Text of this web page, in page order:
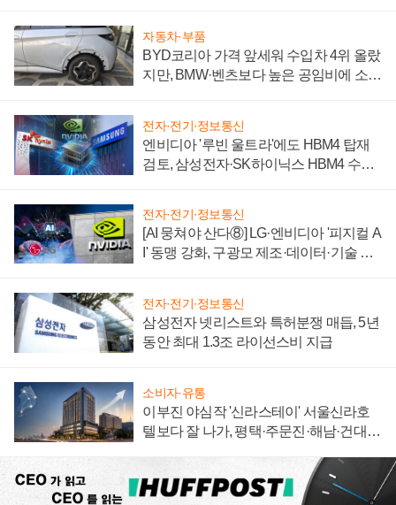
자동차·부품
BYD코리아 가격 앞세워 수입차 4위 올랐
지만, BMW·벤츠보다 높은 공임비에 소비
전자·전기·정보통신
엔비디아 '루빈 울트라'에도 HBM4 탑재
검토, 삼성전자·SK하이닉스 HBM4 수율
전자·전기·정보통신
[AI 뭉쳐야 산다⑧] LG·엔비디아 '피지컬 A
I' 동맹 강화, 구광모 제조·데이터·기술 결
전자·전기·정보통신
삼성전자 넷리스트와 특허분쟁 매듭, 5년
동안 최대 1.3조 라이선스비 지급
소비자·유통
이부진 야심작 '신라스테이' 서울신라호
텔보다 잘 나가, 평택·주문진·해남·건대로